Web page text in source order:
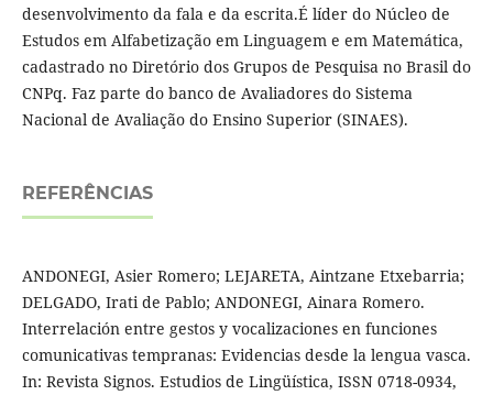
desenvolvimento da fala e da escrita.É líder do Núcleo de
Estudos em Alfabetização em Linguagem e em Matemática,
cadastrado no Diretório dos Grupos de Pesquisa no Brasil do
CNPq. Faz parte do banco de Avaliadores do Sistema
Nacional de Avaliação do Ensino Superior (SINAES).
REFERÊNCIAS
ANDONEGI, Asier Romero; LEJARETA, Aintzane Etxebarria;
DELGADO, Irati de Pablo; ANDONEGI, Ainara Romero.
Interrelación entre gestos y vocalizaciones en funciones
comunicativas tempranas: Evidencias desde la lengua vasca.
In: Revista Signos. Estudios de Lingüística, ISSN 0718-0934,